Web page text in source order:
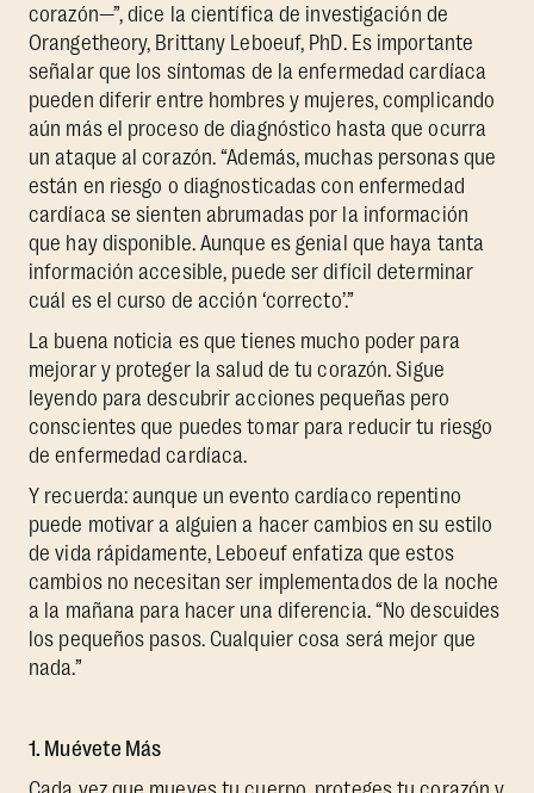
corazón—”, dice la científica de investigación de
Orangetheory, Brittany Leboeuf, PhD. Es importante
señalar que los síntomas de la enfermedad cardíaca
pueden diferir entre hombres y mujeres, complicando
aún más el proceso de diagnóstico hasta que ocurra
un ataque al corazón. “Además, muchas personas que
están en riesgo o diagnosticadas con enfermedad
cardíaca se sienten abrumadas por la información
que hay disponible. Aunque es genial que haya tanta
información accesible, puede ser difícil determinar
cuál es el curso de acción ‘correcto’.”
La buena noticia es que tienes mucho poder para
mejorar y proteger la salud de tu corazón. Sigue
leyendo para descubrir acciones pequeñas pero
conscientes que puedes tomar para reducir tu riesgo
de enfermedad cardíaca.
Y recuerda: aunque un evento cardíaco repentino
puede motivar a alguien a hacer cambios en su estilo
de vida rápidamente, Leboeuf enfatiza que estos
cambios no necesitan ser implementados de la noche
a la mañana para hacer una diferencia. “No descuides
los pequeños pasos. Cualquier cosa será mejor que
nada.”
1. Muévete Más